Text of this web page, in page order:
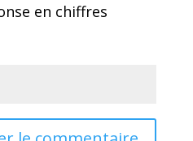
en chiffres